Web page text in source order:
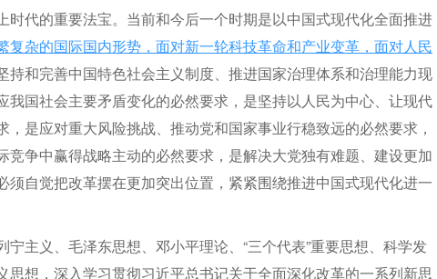
代的重要法宝。当前和今后一个时期是以中国式现代化全面推进
复杂的国际国内形势，面对新一轮科技革命和产业变革，面对人民
持和完善中国特色社会主义制度、推进国家治理体系和治理能力现
国社会主要矛盾变化的必然要求，是坚持以人民为中心、让现代
是应对重大风险挑战、推动党和国家事业行稳致远的必然要求，
争中赢得战略主动的必然要求，是解决大党独有难题、建设更加
自觉把改革摆在更加突出位置，紧紧围绕推进中国式现代化进一
主义、毛泽东思想、邓小平理论、“三个代表”重要思想、科学发
想，深入学习贯彻习近平总书记关于全面深化改革的一系列新思